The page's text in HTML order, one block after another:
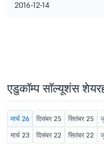
2016-12-14
एडुकॉम्प सॉल्यूशंस
मार्च 26 दिसंबर 25 सितंबर 25
मार्च 23
दिसंबर 22 सितंबर 22